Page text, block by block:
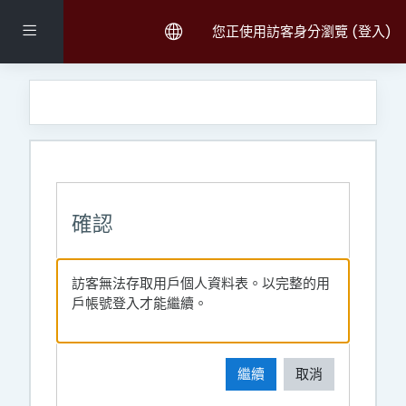
側板 您正使用訪客身分瀏覽 (登入)
確認
訪客無法存取用戶個人資料表。以完整的用
戶帳號登入才能繼續。
繼續 取消